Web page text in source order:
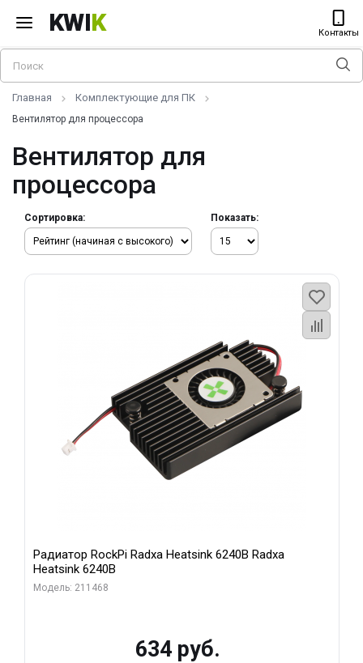
KWIK Контакты
Главная Комплектующие для ПК
Вентилятор для процессора
Вентилятор для
процессора
Сортировка: Показать:
Радиатор RockPi Radxa Heatsink 6240B Radxa
Heatsink 6240B
Модель: 211468
634 руб.